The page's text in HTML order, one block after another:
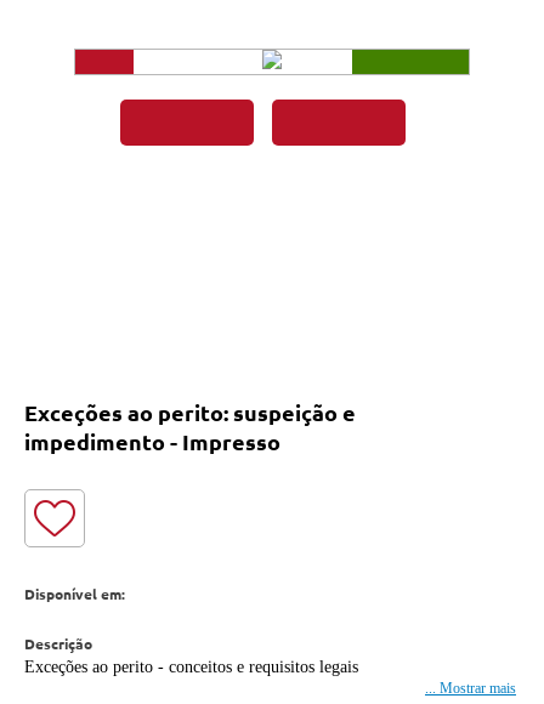
Exceções ao perito: suspeição e
impedimento - Impresso
Disponível em:
Exceções ao perito - conceitos e requisitos legais